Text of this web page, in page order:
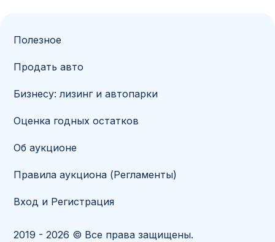
Полезное
Продать авто
Бизнесу: лизинг и автопарки
Оценка годных остатков
Об аукционе
Правила аукциона (Регламенты)
Вход и Регистрация
2019 - 2026 © Все права защищены.